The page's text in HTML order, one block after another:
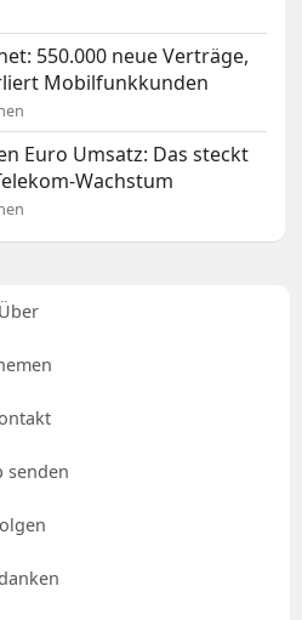
550.000 neue Verträge,
Mobilfunkkunden
Euro Umsatz: Das steckt
Wachstum
Über
senden